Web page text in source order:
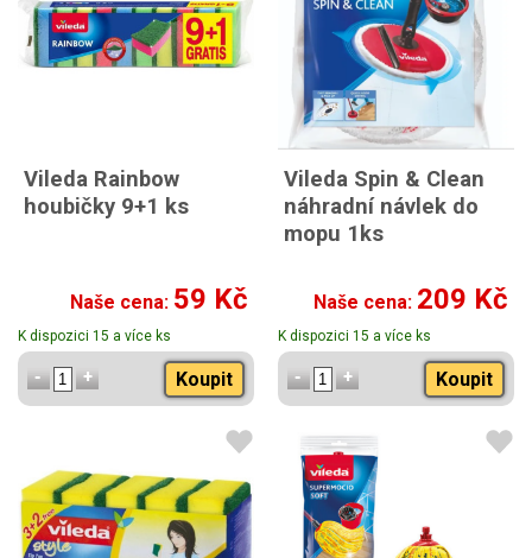
Vileda Rainbow
houbičky 9+1 ks
Naše cena: 59 Kč
K dispozici 15 a více ks
Koupit
Vileda Spin & Clean
náhradní návlek do
mopu 1ks
Naše cena: 209 Kč
K dispozici 15 a více ks
Koupit